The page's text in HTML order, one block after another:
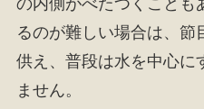
の内側がべたつくことも
るのが難しい場合は、節
供え、普段は水を中心に
ません。